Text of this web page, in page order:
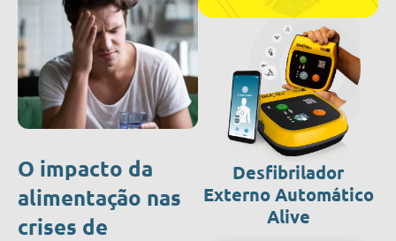
O impacto da
alimentação nas
crises de
Desfibrilador
Externo Automático
Alive